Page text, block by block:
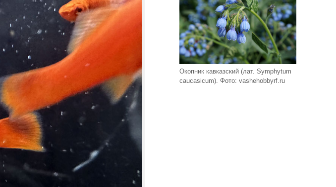
Окопник кавказский (лат. Symphytum
caucasicum). Фото: vashehobbyrf.ru